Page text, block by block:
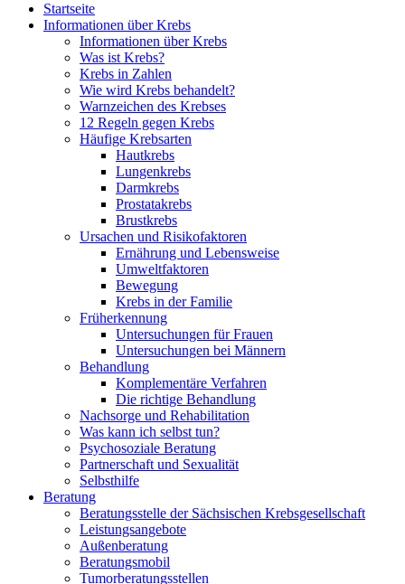
Startseite
Informationen über Krebs
Informationen über Krebs
Was ist Krebs?
Krebs in Zahlen
Wie wird Krebs behandelt?
Warnzeichen des Krebses
12 Regeln gegen Krebs
Häufige Krebsarten
Hautkrebs
Lungenkrebs
Darmkrebs
Prostatakrebs
Brustkrebs
Ursachen und Risikofaktoren
Ernährung und Lebensweise
Umweltfaktoren
Bewegung
Krebs in der Familie
Früherkennung
Untersuchungen für Frauen
Untersuchungen bei Männern
Behandlung
Komplementäre Verfahren
Die richtige Behandlung
Nachsorge und Rehabilitation
Was kann ich selbst tun?
Psychosoziale Beratung
Partnerschaft und Sexualität
Selbsthilfe
Beratung
Beratungsstelle der Sächsischen Krebsgesellschaft
Leistungsangebote
Außenberatung
Beratungsmobil
Tumorberatungsstellen